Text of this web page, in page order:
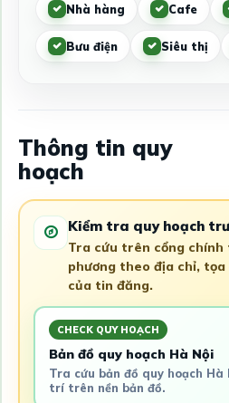
Nhà hàng Cafe
Bưu điện Siêu thị
Thông tin quy
hoạch
Kiểm tra quy hoạch
Tra cứu trên cổng chính
phương theo địa chỉ,
của tin đăng.
CHECK QUY HOẠCH
Bản đồ quy hoạch Hà Nội
Tra cứu bản đồ quy hoạch Hà
trí trên nền bản đồ.